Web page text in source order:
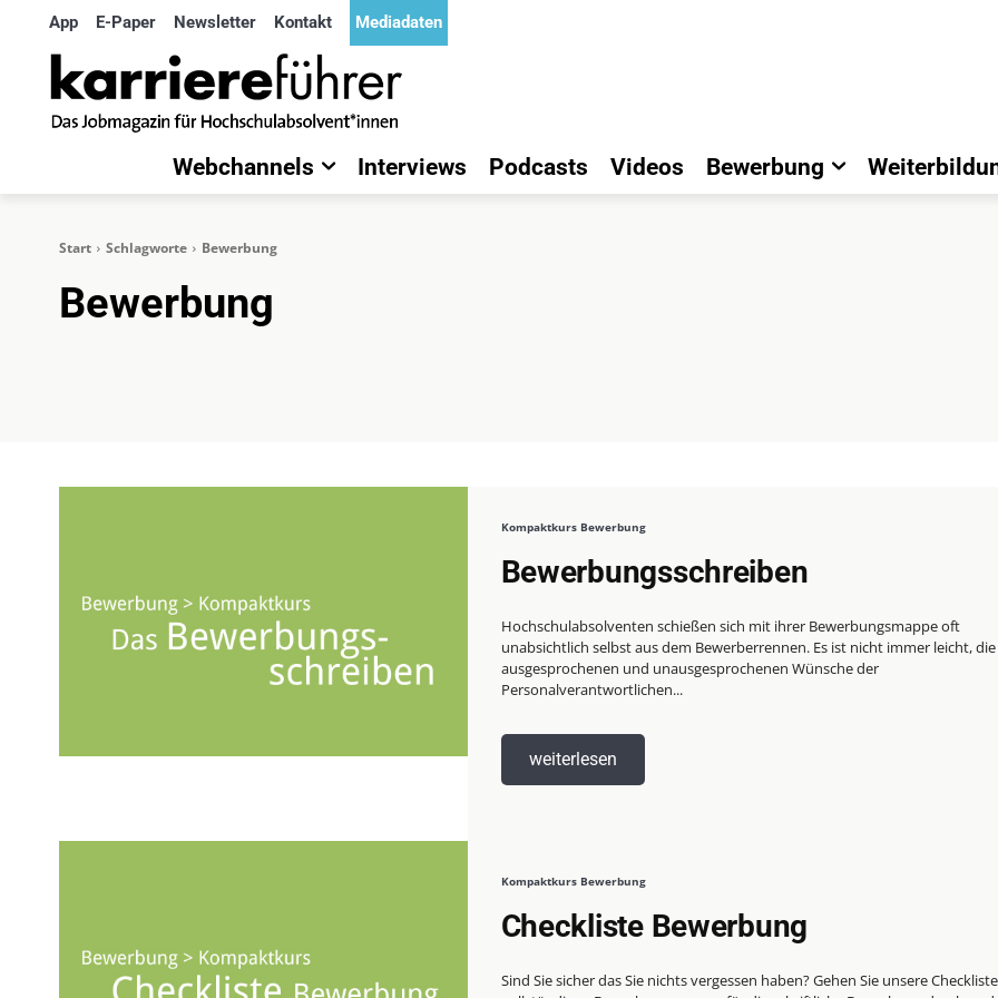
App E-Paper Newsletter Kontakt Mediadaten
Webchannels Interviews Podcasts Videos Bewerbung
Start Schlagworte Bewerbung
Bewerbung
Kompaktkurs Bewerbung
Bewerbungsschreiben
Hochschulabsolventen schießen sich mit ihrer Bewerbungsmappe oft
unabsichtlich selbst aus dem Bewerberrennen. Es ist nicht immer leicht, die
ausgesprochenen und unausgesprochenen Wünsche der
Personalverantwortlichen...
weiterlesen
Kompaktkurs Bewerbung
Checkliste Bewerbung
Sind Sie sicher das Sie nichts vergessen haben? Gehen Sie unsere